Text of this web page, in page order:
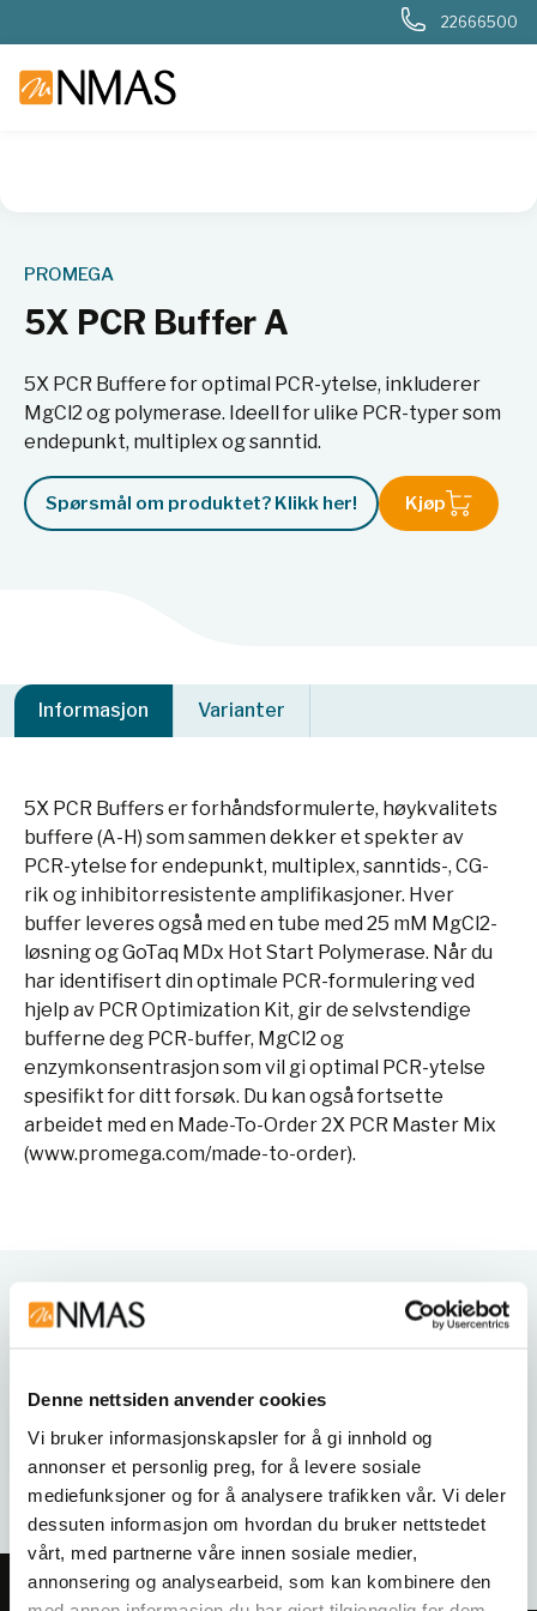
Denne nettsiden anvender cookies
Vi bruker informasjonskapsler for å gi innhold og
annonser et personlig preg, for å levere sosiale
mediefunksjoner og for å analysere trafikken vår. Vi deler
dessuten informasjon om hvordan du bruker nettstedet
vårt, med partnerne våre innen sosiale medier,
annonsering og analysearbeid, som kan kombinere den
22666500
PROMEGA
5X PCR Buffer A
5X PCR Buffere for optimal PCR-ytelse, inkluderer
MgCl2 og polymerase. Ideell for ulike PCR-typer som
endepunkt, multiplex og sanntid.
Spørsmål om produktet? Klikk her! Kjøp
Informasjon Varianter
5X PCR Buffers er forhåndsformulerte, høykvalitets
buffere (A-H) som sammen dekker et spekter av
PCR-ytelse for endepunkt, multiplex, sanntids-, CG-
rik og inhibitorresistente amplifikasjoner. Hver
buffer leveres også med en tube med 25 mM MgCl2-
løsning og GoTaq MDx Hot Start Polymerase. Når du
har identifisert din optimale PCR-formulering ved
hjelp av PCR Optimization Kit, gir de selvstendige
bufferne deg PCR-buffer, MgCl2 og
enzymkonsentrasjon som vil gi optimal PCR-ytelse
spesifikt for ditt forsøk. Du kan også fortsette
arbeidet med en Made-To-Order 2X PCR Master Mix
(www.promega.com/made-to-order).
Varianter